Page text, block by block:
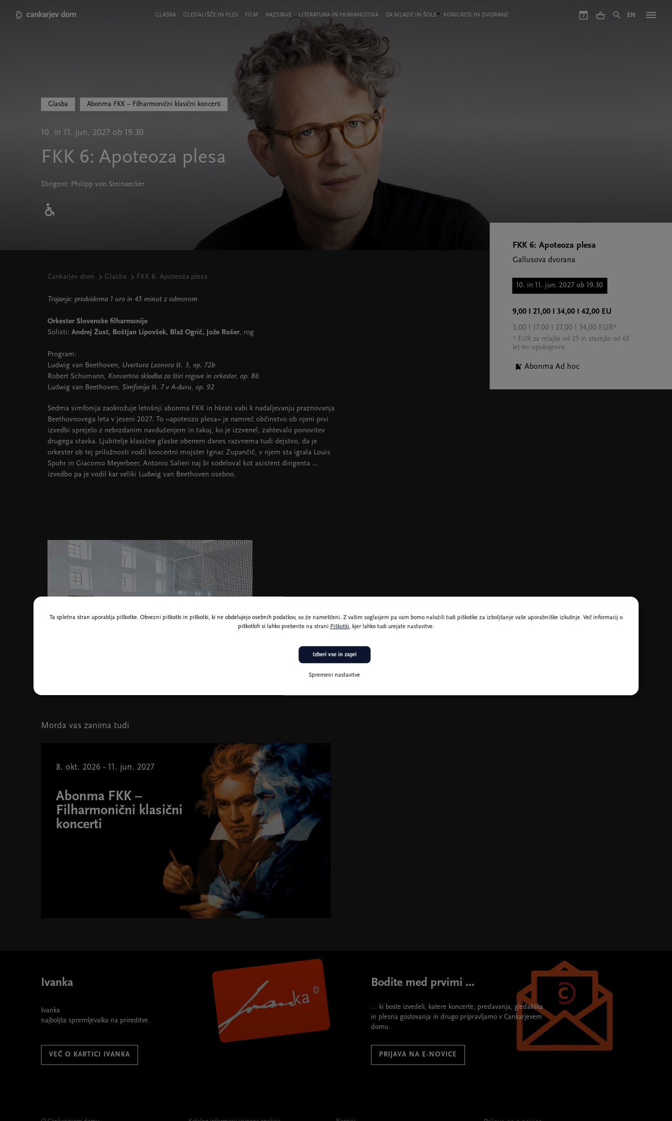
main
MeniGLASBA GLEDALIŠČE IN PLES FILM RAZSTAVE LITERATURA IN HUMANISTIKA ZA MLADE IN ŠOLE KONGRESI IN DVORANE 7 EN
Glasba Abonma FKK – Filharmonični klasični koncerti
10. in 11. jun. 2027 ob 19.30
FKK 6: Apoteoza plesa
Dirigent: Philipp von Steinaecker
Cankarjev dom Glasba FKK 6: Apoteoza plesa
Trajanje: predvidoma 1 uro in 45 minut z odmorom
Orkester Slovenske filharmonije
Solisti: Andrej Žust, Boštjan Lipovšek, Blaž Ogrič, Jože Rošer, rog
Program:
Ludwig van Beethoven, Uvertura Leonora št. 3, op. 72b
Robert Schumann, Koncertna skladba za štiri rogove in orkester, op. 86
Ludwig van Beethoven, Simfonija št. 7 v A-duru, op. 92
Sedma simfonija zaokrožuje letošnji abonma FKK in hkrati vabi k nadaljevanju praznovanja
Beethovnovega leta v jeseni 2027. To »apoteozo plesa« je namreč občinstvo ob njeni prvi
izvedbi sprejelo z nebrzdanim navdušenjem in takoj, ko je izzvenel, zahtevalo ponovitev
drugega stavka. Ljubitelje klasične glasbe obenem danes razvnema tudi dejstvo, da je
orkester ob tej priložnosti vodil koncertni mojster Ignac Zupančič, v njem sta igrala Louis
Spohr in Giacomo Meyerbeer, Antonio Salieri naj bi sodeloval kot asistent dirigenta ...
izvedbo pa je vodil kar veliki Ludwig van Beethoven osebno.
FKK 6: Apoteoza plesa
Gallusova dvorana
10. in 11. jun. 2027 ob 19.30
9,00 I 21,00 I 34,00 I 42,00 EU
5,00 I 17,00 I 27,00 I 34,00 EUR*
* EUR za mlajše od 25 in starejše od 65
let ter upokojence.
Abonma Ad hoc
Morda vas zanima tudi
8. okt. 2026 - 11. jun. 2027
Abonma FKK –
Filharmonični klasični
koncerti
Ivanka
Ivanka
najboljša spremljevalka na prireditve.
VEČ O KARTICI IVANKA
Bodite med prvimi ...
... ki boste izvedeli, katere koncerte, predavanja, gledališka
in plesna gostovanja in drugo pripravljamo v Cankarjevem
domu.
PRIJAVA NA E-NOVICE
Ta spletna stran uporablja piškotke. Obvezni piškotki in piškotki, ki ne obdelujejo osebnih podatkov, so že nameščeni. Z vašim soglasjem pa vam bomo naložili tudi piškotke za izboljšanje vaše uporabniške izkušnje. Več informacij o
piškotkih si lahko preberite na strani Piškotki, kjer lahko tudi urejate nastavitve.
Spremeni nastavitve
Izberi vse in zapri